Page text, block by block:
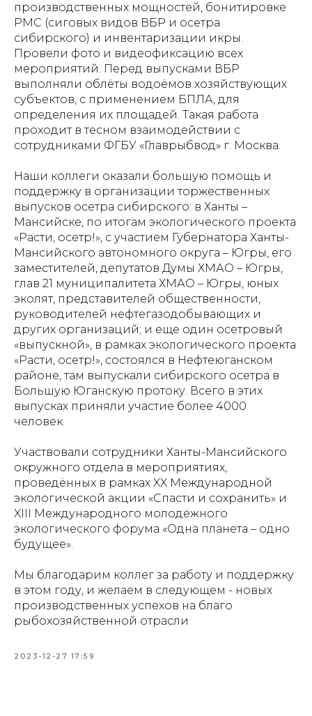
производственных мощностей, бонитировке
РМС (сиговых видов ВБР и осетра
сибирского) и инвентаризации икры.
Провели фото и видеофиксацию всех
мероприятий. Перед выпусками ВБР
выполняли облёты водоёмов хозяйствующих
субъектов, с применением БПЛА, для
определения их площадей. Такая работа
проходит в тесном взаимодействии с
сотрудниками ФГБУ «Главрыбвод» г. Москва.
Наши коллеги оказали большую помощь и
поддержку в организации торжественных
выпусков осетра сибирского: в Ханты –
Мансийске, по итогам экологического проекта
«Расти, осетр!», с участием Губернатора Ханты-
Мансийского автономного округа – Югры, его
заместителей, депутатов Думы ХМАО – Югры,
глав 21 муниципалитета ХМАО – Югры, юных
эколят, представителей общественности,
руководителей нефтегазодобывающих и
других организаций; и еще один осетровый
«выпускной», в рамках экологического проекта
«Расти, осетр!», состоялся в Нефтеюганском
районе, там выпускали сибирского осетра в
Большую Юганскую протоку. Всего в этих
выпусках приняли участие более 4000
человек.
Участвовали сотрудники Ханты-Мансийского
окружного отдела в мероприятиях,
проведённых в рамках XX Международной
экологической акции «Спасти и сохранить» и
XIII Международного молодёжного
экологического форума «Одна планета – одно
будущее».
Мы благодарим коллег за работу и поддержку
в этом году, и желаем в следующем - новых
производственных успехов на благо
рыбохозяйственной отрасли
2023-12-27 17:59